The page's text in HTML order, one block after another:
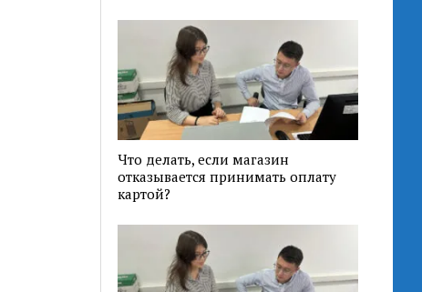
Что делать, если магазин
отказывается принимать оплату
картой?